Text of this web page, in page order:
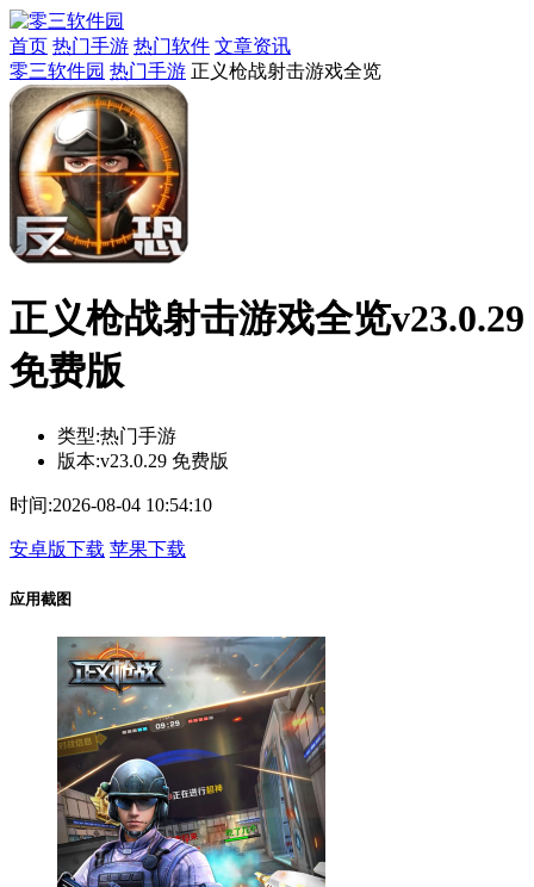
首页 热门手游 热门软件 文章资讯
零三软件园 热门手游 正义枪战射击游戏全览
正义枪战射击游戏全览v23.0.29
免费版
类型:热门手游
版本:v23.0.29 免费版
时间:2026-08-04 10:54:10
安卓版下载 苹果下载
应用截图